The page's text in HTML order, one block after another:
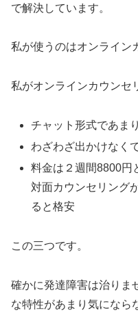
で解決しています。
私が使うのはオンライン
私がオンラインカウンセ
チャット形式であま
わざわざ出かけなく
料金は２週間8800円
対面カウンセリング
ると格安
この三つです。
確かに発達障害は治りま
な特性があまり気になら